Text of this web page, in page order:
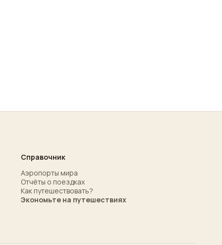
Справочник
Аэропорты мира
Отчёты о поездках
Как путешествовать?
Экономьте на путешествиях